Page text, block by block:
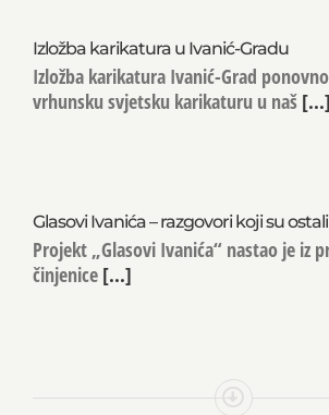
Izložba karikatura u Ivanić-Gradu
Izložba karikatura Ivanić-Grad
vrhunsku svjetsku karikaturu u naš [...]
Glasovi Ivanića – razgovori koji su ostali
Projekt „Glasovi Ivanića“ nastao je iz
činjenice [...]